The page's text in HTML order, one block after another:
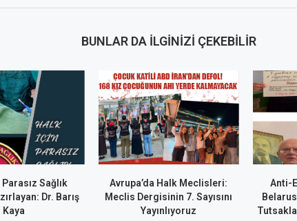
BUNLAR DA İLGINIZI ÇEKEBILIR
Sağlık
Dr. Barış
Kaya
Avrupa’da Halk Meclisleri:
Meclis Dergisinin 7. Sayısını
Yayınlıyoruz
Anti-